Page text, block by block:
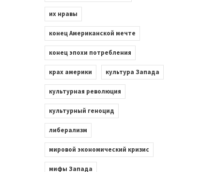
их нравы
конец Американской мечте
конец эпохи потребления
крах америки культура Запада
культурная революция
культурный геноцид
либерализм
мировой экономический кризис
мифы Запада